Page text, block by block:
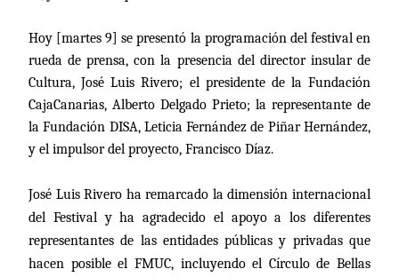
Hoy [martes 9] se presentó la programación del festival en
rueda de prensa, con la presencia del director insular de
Cultura, José Luis Rivero; el presidente de la Fundación
CajaCanarias, Alberto Delgado Prieto; la representante de
la Fundación DISA, LeticiaFernández de Piñar Hernández,
y el impulsor del proyecto, Francisco Díaz.
José Luis Rivero ha remarcado la dimensión internacional
del Festival y ha agradecido el apoyo a los diferentes
representantes de las entidades públicas y privadas que
hacen posible el FMUC, incluyendo el Círculo de Bellas